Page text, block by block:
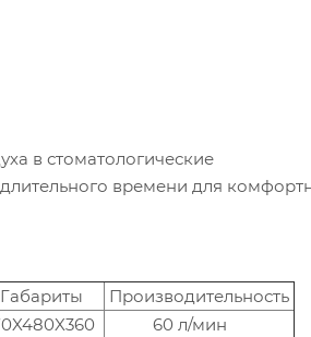
в стоматологические
длительного времени для
Производительность
60 л/мин